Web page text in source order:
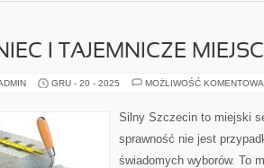
I TAJEMNICZE
GRU - 20 - 2025 MOŻLIWOŚĆ
Silny Szczecin to miejski
sprawność nie jest
świadomych wyborów. To